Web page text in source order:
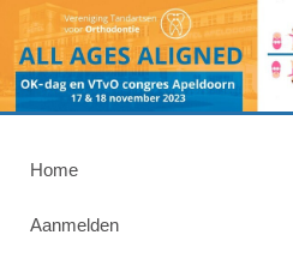
Home
Aanmelden